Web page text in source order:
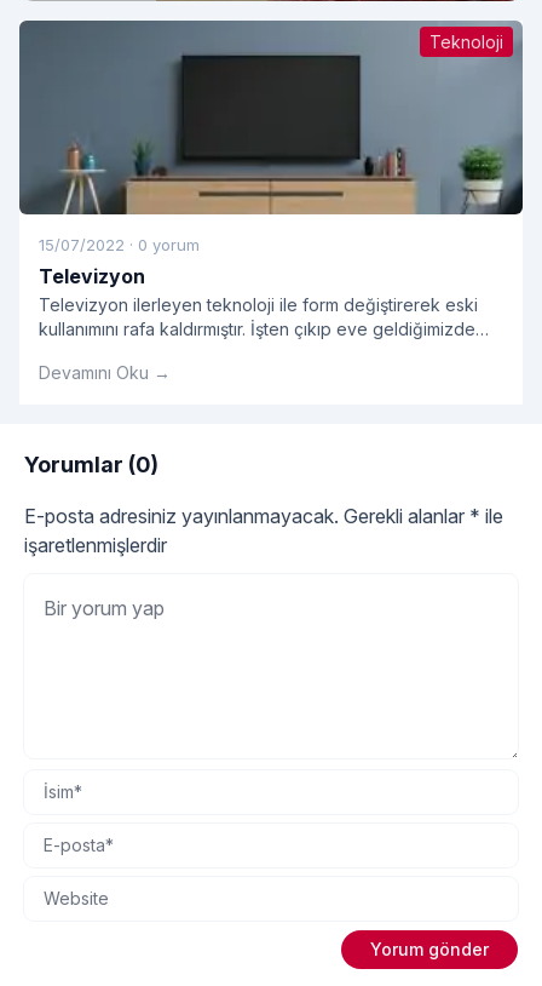
Teknoloji
15/07/2022 · 0 yorum
Televizyon
Televizyon ilerleyen teknoloji ile form değiştirerek eski
kullanımını rafa kaldırmıştır. İşten çıkıp eve geldiğimizde
keyfi sürmektir.
Devamını Oku →
Yorumlar (0)
E-posta adresiniz yayınlanmayacak. Gerekli alanlar * ile
işaretlenmişlerdir